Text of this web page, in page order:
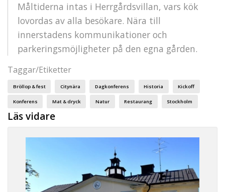
Måltiderna intas i Herrgårdsvillan, vars kök
lovordas av alla besökare. Nära till
innerstadens kommunikationer och
parkeringsmöjligheter på den egna gården.
Taggar/Etiketter
Bröllop & fest Citynära Dagkonferens Historia Kickoff
Konferens Mat & dryck Natur Restaurang Stockholm
Läs vidare